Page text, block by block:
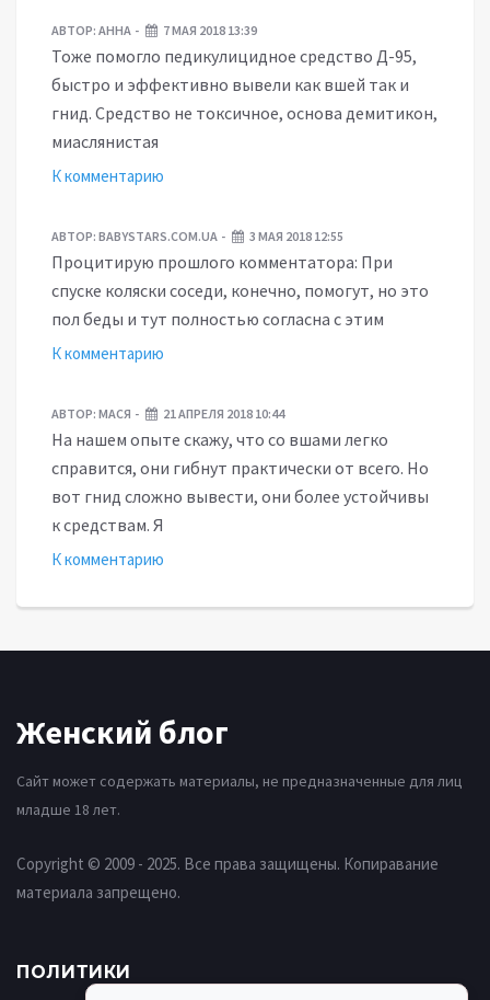
АВТОР: АННА 7 МАЯ 2018 13:39
Тоже помогло педикулицидное средство Д-95,
быстро и эффективно вывели как вшей так и
гнид. Средство не токсичное, основа демитикон,
миаслянистая
К комментарию
АВТОР: BABYSTARS.COM.UA 3 МАЯ 2018 12:55
Процитирую прошлого комментатора: При
спуске коляски соседи, конечно, помогут, но это
пол беды и тут полностью согласна с этим
К комментарию
АВТОР: МАСЯ 21 АПРЕЛЯ 2018 10:44
На нашем опыте скажу, что со вшами легко
справится, они гибнут практически от всего. Но
вот гнид сложно вывести, они более устойчивы
к средствам. Я
К комментарию
Женский блог
Сайт может содержать материалы, не предназначенные для лиц
младше 18 лет.
Copyright © 2009 - 2025. Все права защищены. Копиравание
материала запрещено.
ПОЛИТИКИ